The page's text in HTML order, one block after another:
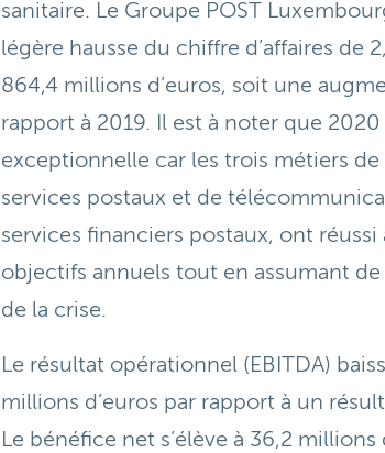
sanitaire. Le Groupe POST
légère hausse du chiffre d’affaires de
864,4 millions d’euros, soit une
rapport à 2019. Il est à noter que
exceptionnelle car les trois métiers de
services postaux et de
services financiers postaux, ont
objectifs annuels tout en assumant
de la crise.
Le résultat opérationnel (EBITDA)
millions d’euros par rapport à un
Le bénéfice net s’élève à 36,2 millions